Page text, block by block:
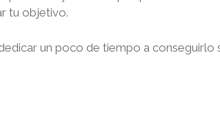
tu objetivo.
un poco de tiempo a conseguirlo